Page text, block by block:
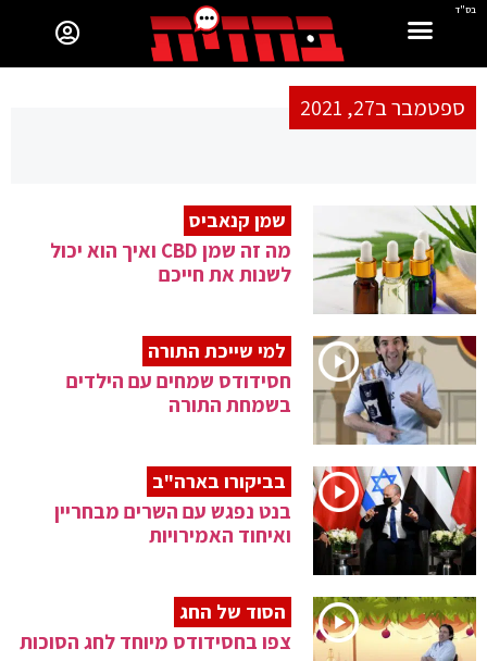
בס"ד
ספטמבר ב27, 2021
שמן קנאביס
מה זה שמן CBD ואיך הוא יכול
לשנות את חייכם
למי שייכת התורה
חסידודס שמחים עם הילדים
בשמחת התורה
בביקורו בארה"ב
בנט נפגש עם השרים מבחריין
ואיחוד האמירויות
הסוד של החג
צפו בחסידודס מיוחד לחג הסוכות